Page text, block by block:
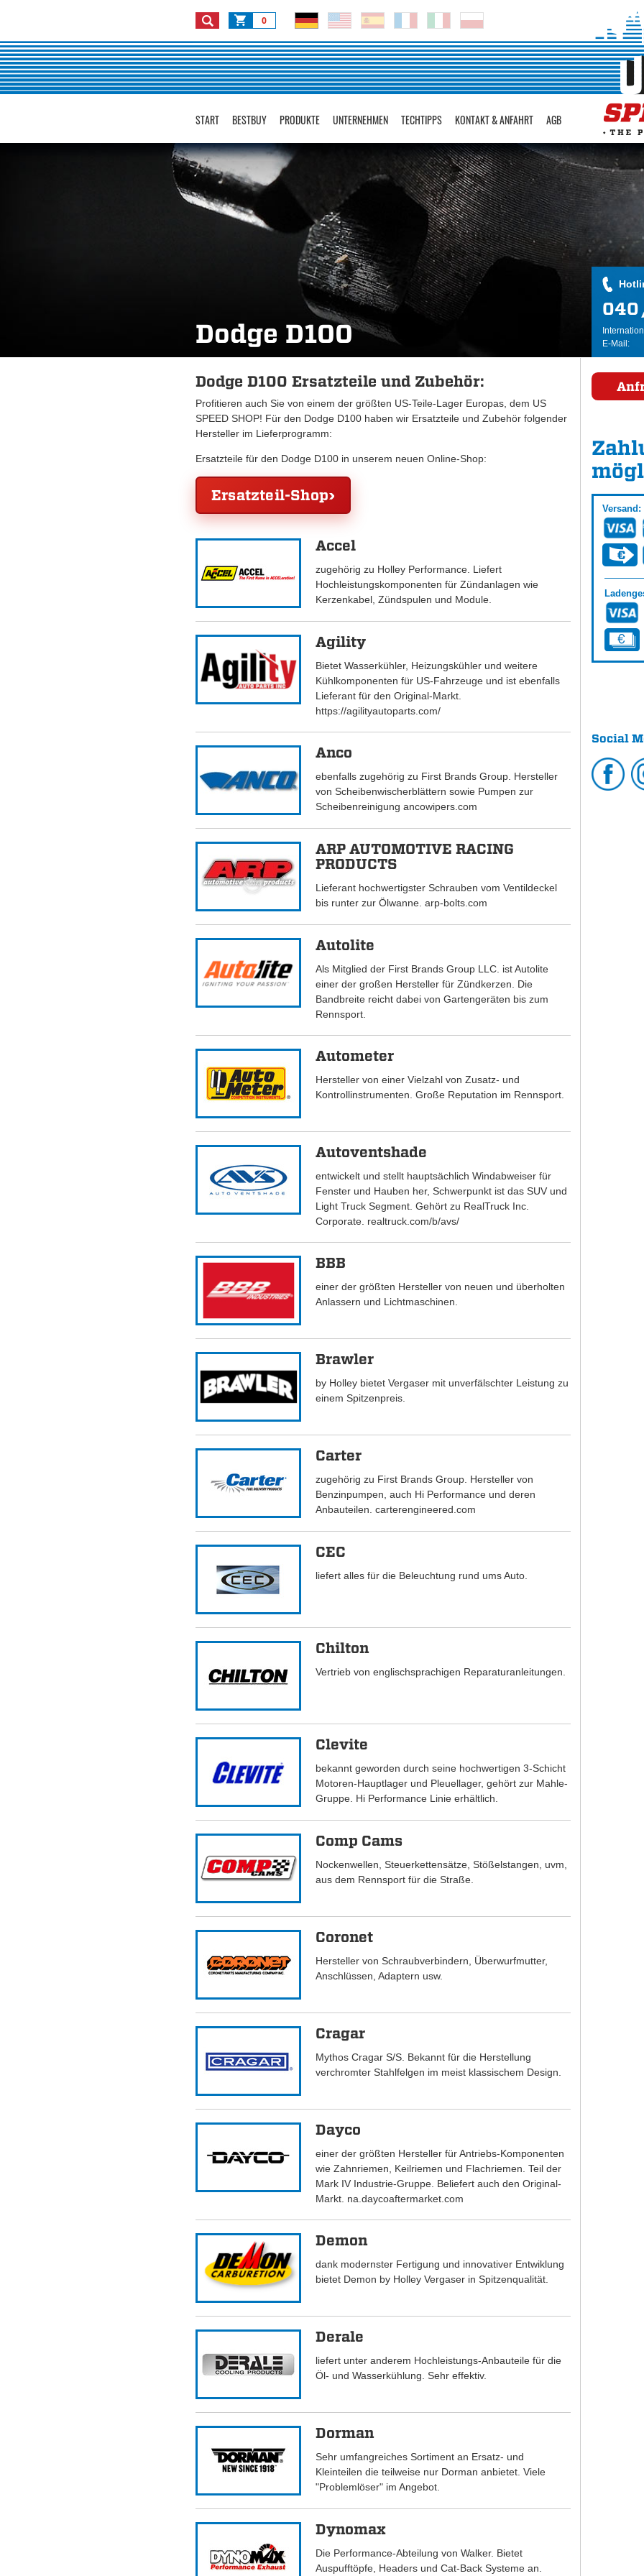
0
START BESTBUY PRODUKTE UNTERNEHMEN TECHTIPPS KONTAKT & ANFAHRT AGB
Dodge D100
040
E-Mail:
Dodge D100 Ersatzteile und Zubehör:
Profitieren auch Sie von einem der größten US-Teile-Lager Europas, dem US
SPEED SHOP! Für den Dodge D100 haben wir Ersatzteile und Zubehör folgender
Hersteller im Lieferprogramm:
Ersatzteile für den Dodge D100 in unserem neuen Online-Shop:
Ersatzteil-Shop
Accel
zugehörig zu Holley Performance. Liefert
Hochleistungskomponenten für Zündanlagen wie
Kerzenkabel, Zündspulen und Module.
Agility
Bietet Wasserkühler, Heizungskühler und weitere
Kühlkomponenten für US-Fahrzeuge und ist ebenfalls
Lieferant für den Original-Markt.
https://agilityautoparts.com/
Anco
ebenfalls zugehörig zu First Brands Group. Hersteller
von Scheibenwischerblättern sowie Pumpen zur
Scheibenreinigung ancowipers.com
ARP AUTOMOTIVE RACING
PRODUCTS
Lieferant hochwertigster Schrauben vom Ventildeckel
bis runter zur Ölwanne. arp-bolts.com
Autolite
Als Mitglied der First Brands Group LLC. ist Autolite
einer der großen Hersteller für Zündkerzen. Die
Bandbreite reicht dabei von Gartengeräten bis zum
Rennsport.
Autometer
Hersteller von einer Vielzahl von Zusatz- und
Kontrollinstrumenten. Große Reputation im Rennsport.
Autoventshade
entwickelt und stellt hauptsächlich Windabweiser für
Fenster und Hauben her, Schwerpunkt ist das SUV und
Light Truck Segment. Gehört zu RealTruck Inc.
Corporate. realtruck.com/b/avs/
BBB
einer der größten Hersteller von neuen und überholten
Anlassern und Lichtmaschinen.
Brawler
by Holley bietet Vergaser mit unverfälschter Leistung zu
einem Spitzenpreis.
Carter
zugehörig zu First Brands Group. Hersteller von
Benzinpumpen, auch Hi Performance und deren
Anbauteilen. carterengineered.com
CEC
liefert alles für die Beleuchtung rund ums Auto.
Chilton
Vertrieb von englischsprachigen Reparaturanleitungen.
Clevite
bekannt geworden durch seine hochwertigen 3-Schicht
Motoren-Hauptlager und Pleuellager, gehört zur Mahle-
Gruppe. Hi Performance Linie erhältlich.
Comp Cams
Nockenwellen, Steuerkettensätze, Stößelstangen, uvm,
aus dem Rennsport für die Straße.
Coronet
Hersteller von Schraubverbindern, Überwurfmutter,
Anschlüssen, Adaptern usw.
Cragar
Mythos Cragar S/S. Bekannt für die Herstellung
verchromter Stahlfelgen im meist klassischem Design.
Dayco
einer der größten Hersteller für Antriebs-Komponenten
wie Zahnriemen, Keilriemen und Flachriemen. Teil der
Mark IV Industrie-Gruppe. Beliefert auch den Original-
Markt. na.daycoaftermarket.com
Demon
dank modernster Fertigung und innovativer Entwiklung
bietet Demon by Holley Vergaser in Spitzenqualität.
Derale
liefert unter anderem Hochleistungs-Anbauteile für die
Öl- und Wasserkühlung. Sehr effektiv.
Dorman
Sehr umfangreiches Sortiment an Ersatz- und
Kleinteilen die teilweise nur Dorman anbietet. Viele
"Problemlöser" im Angebot.
Dynomax
Die Performance-Abteilung von Walker. Bietet
Auspufftöpfe, Headers und Cat-Back Systeme an.
Versand:
Social